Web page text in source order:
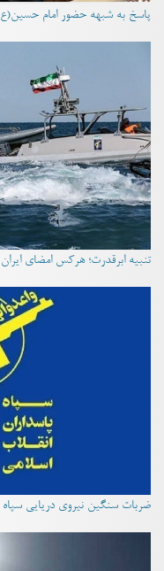
پاسخ به شبهه حضور امام حسین(ع)
تنبیه ابرقدرت؛ هرکس امضای ایران
ضربات سنگین نیروی دریایی سپاه